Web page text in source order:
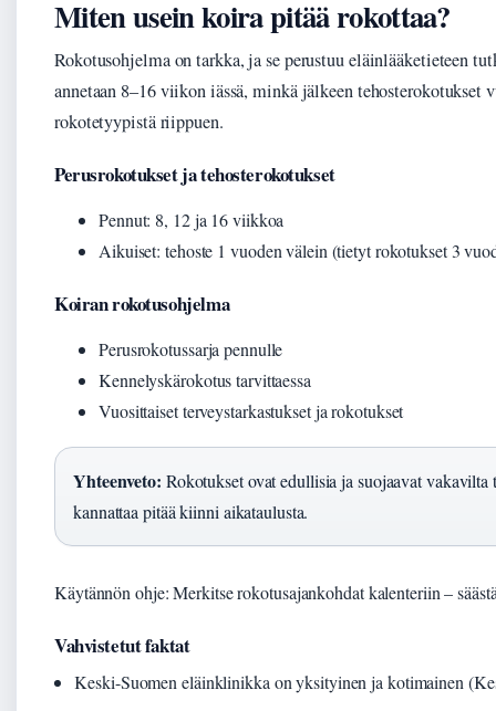
Miten usein koira pitää rokottaa?
Rokotusohjelma on tarkka, ja se perustuu eläinlääketieteen
annetaan 8–16 viikon iässä, minkä jälkeen tehosterokotukset
rokotetyypistä riippuen.
Perusrokotukset ja tehosterokotukset
Pennut: 8, 12 ja 16 viikkoa
Aikuiset: tehoste 1 vuoden välein (tietyt rokotukset 3
Koiran rokotusohjelma
Perusrokotussarja pennulle
Kennelyskärokotus tarvittaessa
Vuosittaiset terveystarkastukset ja rokotukset
Yhteenveto: Rokotukset ovat edullisia ja suojaavat
kannattaa pitää kiinni aikataulusta.
Käytännön ohje: Merkitse rokotusajankohdat kalenteriin –
Vahvistetut faktat
Keski-Suomen eläinklinikka on yksityinen ja kotimainen